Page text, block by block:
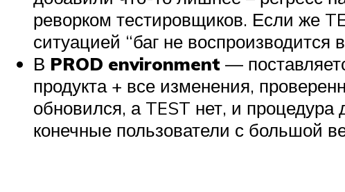
реворком тестировщиков. Если же
ситуацией “баг не воспроизводится
В PROD environment —
продукта + все изменения,
обновился, а TEST нет, и
конечные пользователи с большой